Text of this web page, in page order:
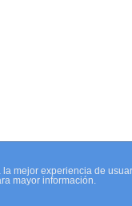
mejor experiencia de
mayor información.